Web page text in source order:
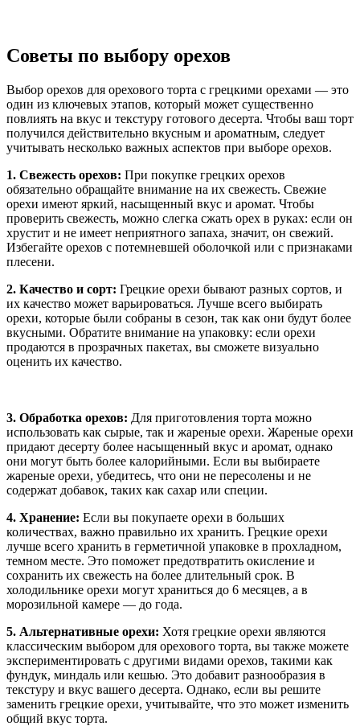
Советы по выбору орехов
Выбор орехов для орехового торта с грецкими орехами — это
один из ключевых этапов, который может существенно
повлиять на вкус и текстуру готового десерта. Чтобы ваш торт
получился действительно вкусным и ароматным, следует
учитывать несколько важных аспектов при выборе орехов.
1. Свежесть орехов: При покупке грецких орехов
обязательно обращайте внимание на их свежесть. Свежие
орехи имеют яркий, насыщенный вкус и аромат. Чтобы
проверить свежесть, можно слегка сжать орех в руках: если он
хрустит и не имеет неприятного запаха, значит, он свежий.
Избегайте орехов с потемневшей оболочкой или с признаками
плесени.
2. Качество и сорт: Грецкие орехи бывают разных сортов, и
их качество может варьироваться. Лучше всего выбирать
орехи, которые были собраны в сезон, так как они будут более
вкусными. Обратите внимание на упаковку: если орехи
продаются в прозрачных пакетах, вы сможете визуально
оценить их качество.
3. Обработка орехов: Для приготовления торта можно
использовать как сырые, так и жареные орехи. Жареные орехи
придают десерту более насыщенный вкус и аромат, однако
они могут быть более калорийными. Если вы выбираете
жареные орехи, убедитесь, что они не пересолены и не
содержат добавок, таких как сахар или специи.
4. Хранение: Если вы покупаете орехи в больших
количествах, важно правильно их хранить. Грецкие орехи
лучше всего хранить в герметичной упаковке в прохладном,
темном месте. Это поможет предотвратить окисление и
сохранить их свежесть на более длительный срок. В
холодильнике орехи могут храниться до 6 месяцев, а в
морозильной камере — до года.
5. Альтернативные орехи: Хотя грецкие орехи являются
классическим выбором для орехового торта, вы также можете
экспериментировать с другими видами орехов, такими как
фундук, миндаль или кешью. Это добавит разнообразия в
текстуру и вкус вашего десерта. Однако, если вы решите
заменить грецкие орехи, учитывайте, что это может изменить
общий вкус торта.